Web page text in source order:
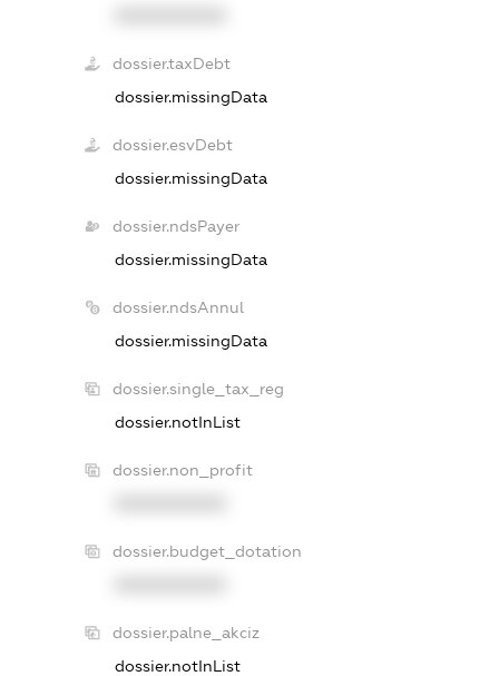
dossier.taxDebt
dossier.missingData
dossier.esvDebt
dossier.missingData
dossier.ndsPayer
dossier.missingData
dossier.ndsAnnul
dossier.missingData
dossier.single_tax_reg
dossier.notInList
dossier.non_profit
dossier.budget_dotation
dossier.palne_akciz
dossier.notInList